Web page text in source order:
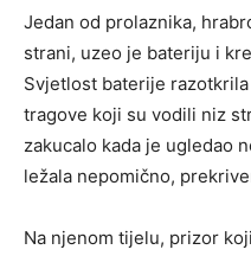
Jedan od prolaznika,
strani, uzeo je bateriju i
Svjetlost baterije
tragove koji su vodili niz
zakucalo kada je ugledao
ležala nepomično,
Na njenom tijelu, prizor